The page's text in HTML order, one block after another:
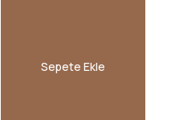
Sepete Ekle